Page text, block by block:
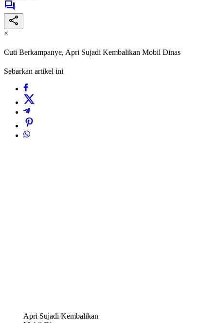
×
Cuti Berkampanye, Apri Sujadi Kembalikan Mobil Dinas
Sebarkan artikel ini
Apri Sujadi Kembalikan